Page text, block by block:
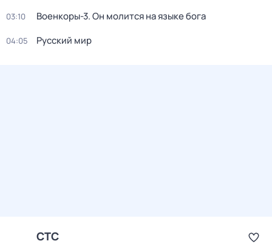
03:10 Военкоры-3. Он молится на языке бога
04:05 Русский мир
СТС